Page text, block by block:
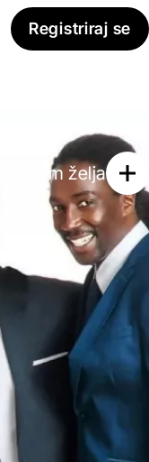
Registriraj se
Seznam želja